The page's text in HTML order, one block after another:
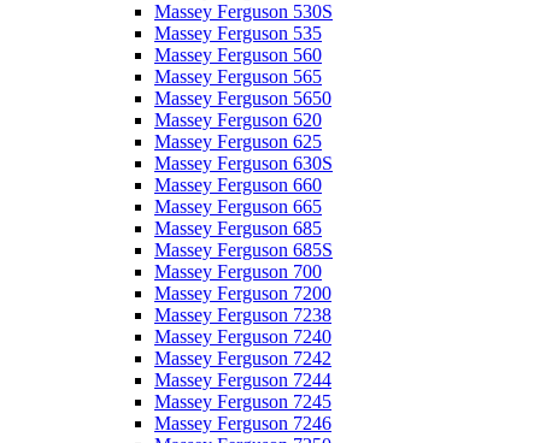
Massey Ferguson 530S
Massey Ferguson 535
Massey Ferguson 560
Massey Ferguson 565
Massey Ferguson 5650
Massey Ferguson 620
Massey Ferguson 625
Massey Ferguson 630S
Massey Ferguson 660
Massey Ferguson 665
Massey Ferguson 685
Massey Ferguson 685S
Massey Ferguson 700
Massey Ferguson 7200
Massey Ferguson 7238
Massey Ferguson 7240
Massey Ferguson 7242
Massey Ferguson 7244
Massey Ferguson 7245
Massey Ferguson 7246